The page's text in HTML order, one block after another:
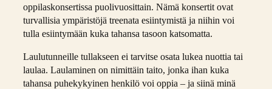
oppilaskonsertissa puolivuosittain. Nämä konsertit ovat
turvallisia ympäristöjä treenata esiintymistä ja niihin voi
tulla esiintymään kuka tahansa tasoon katsomatta.
Laulutunneille tullakseen ei tarvitse osata lukea nuottia tai
laulaa. Laulaminen on nimittäin taito, jonka ihan kuka
tahansa puhekykyinen henkilö voi oppia – ja siinä minä